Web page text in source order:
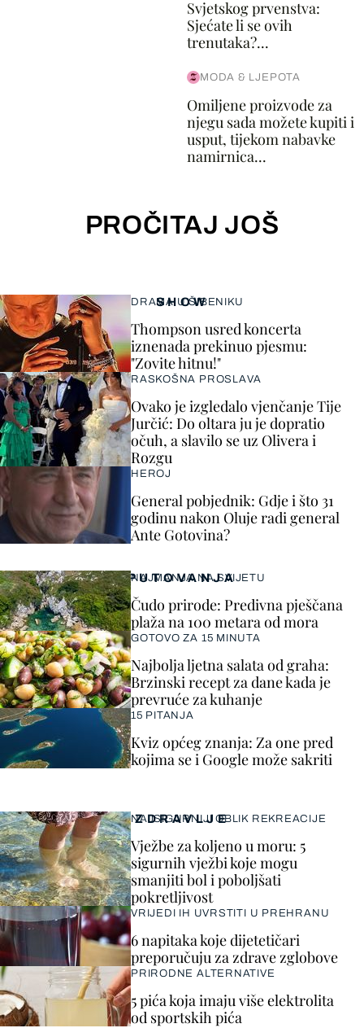
Svjetskog prvenstva:
Sjećate li se ovih
trenutaka?...
MODA & LJEPOTA
Omiljene proizvode za
njegu sada možete kupiti i
usput, tijekom nabavke
namirnica...
PROČITAJ JOŠ
SHOW
DRAMA U ŠIBENIKU
Thompson usred koncerta
iznenada prekinuo pjesmu:
"Zovite hitnu!"
RASKOŠNA PROSLAVA
Ovako je izgledalo vjenčanje Tije
Jurčić: Do oltara ju je dopratio
očuh, a slavilo se uz Olivera i
Rozgu
HEROJ
General pobjednik: Gdje i što 31
godinu nakon Oluje radi general
Ante Gotovina?
ZDRAVLJE
NAJSIGURNIJI OBLIK REKREACIJE
Vježbe za koljeno u moru: 5
sigurnih vježbi koje mogu
smanjiti bol i poboljšati
pokretljivost
VRIJEDI IH UVRSTITI U PREHRANU
6 napitaka koje dijetetičari
preporučuju za zdrave zglobove
PRIRODNE ALTERNATIVE
5 pića koja imaju više elektrolita
od sportskih pića
PUTOVANJA
NAJMANJA NA SVIJETU
Čudo prirode: Predivna pješčana
plaža na 100 metara od mora
GOTOVO ZA 15 MINUTA
Najbolja ljetna salata od graha:
Brzinski recept za dane kada je
prevruće za kuhanje
15 PITANJA
Kviz općeg znanja: Za one pred
kojima se i Google može sakriti